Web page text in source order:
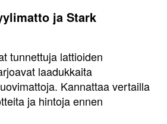
ja Stark
tunnettuja lattioiden
laadukkaita
Kannattaa vertailla
ja hintoja ennen